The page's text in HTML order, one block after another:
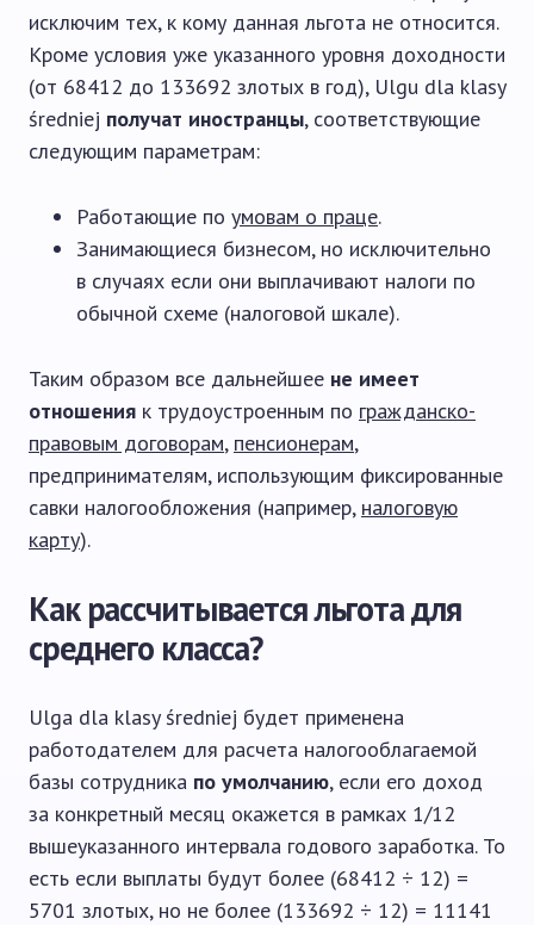
исключим тех, к кому данная льгота не относится.
Кроме условия уже указанного уровня доходности
(от 68412 до 133692 злотых в год), Ulgu dla klasy
średniej получат иностранцы, соответствующие
следующим параметрам:
Работающие по умовам о праце.
Занимающиеся бизнесом, но исключительно
в случаях если они выплачивают налоги по
обычной схеме (налоговой шкале).
Таким образом все дальнейшее не имеет
отношения к трудоустроенным по гражданско-
правовым договорам, пенсионерам,
предпринимателям, использующим фиксированные
савки налогообложения (например, налоговую
карту).
Как рассчитывается льгота для
среднего класса?
Ulga dla klasy średniej будет применена
работодателем для расчета налогооблагаемой
базы сотрудника по умолчанию, если его доход
за конкретный месяц окажется в рамках 1/12
вышеуказанного интервала годового заработка. То
есть если выплаты будут более (68412 ÷ 12) =
5701 злотых, но не более (133692 ÷ 12) = 11141